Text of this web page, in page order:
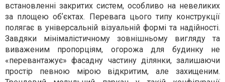
встановленні закритих систем, особливо на невеликих
за площею обʼєктах. Перевага цього типу конструкції
полягає в універсальній візуальній формі та надійності.
Завдяки мінімалістичному зовнішньому вигляду та
виваженим пропорціям, огорожа для будинку не
«перевантажує» фасадну частину ділянки, залишаючи
простір певною мірою відкритим, але захищеним.